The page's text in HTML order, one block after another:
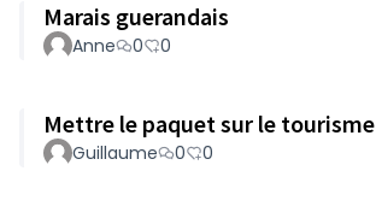
Marais guerandais
Anne 0 0
Mettre le paquet sur le
Guillaume 0 0